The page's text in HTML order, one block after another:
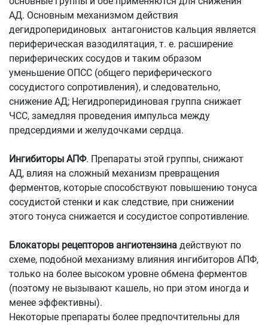
АД. Основным механизмом действия
дегидроперидиновых антагонистов кальция является
периферическая вазодилятация, т. е. расширение
периферических сосудов и таким образом
уменьшение ОПСС (общего периферического
сосудистого сопротивления), и следовательно,
снижение АД; Негидроперидиновая группа снижает
ЧСС, замедляя проведения импульса между
предсердиями и желудочками сердца.
Ингибиторы АПФ. Препараты этой группы, снижают
АД, влияя на сложный механизм превращения
ферментов, которые способствуют повышению тонуса
сосудистой стенки и как следствие, при снижении
этого тонуса снижается и сосудистое сопротивление.
Блокаторы рецепторов ангиотензина действуют по
схеме, подобной механизму влияния ингибиторов АПФ,
только на более высоком уровне обмена ферментов
(поэтому не вызывают кашель, но при этом иногда и
менее эффективны).
Некоторые препараты более предпочтительны для